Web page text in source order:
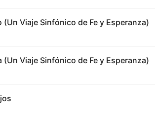
(Un Viaje Sinfónico de Fe y Esperanza)
(Un Viaje Sinfónico de Fe y Esperanza)